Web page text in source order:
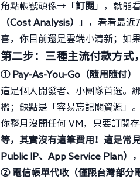
角點帳號頭像→「 訂閱 」，就能
（Cost Analysis）
」，看看最
喜，你目前還是雲端小清新；如
第二步：三種主流付款方式
① Pay-As-You-Go（隨用隨付）
這是個人開發者、小團隊首選。
檻；缺點是「容易忘記關資源」
你整月沒開任何 VM，只要訂閱
等，其實沒有這筆費用！這是常
Public IP、App Service Plan）
② 電信帳單代收（僅限台灣部分